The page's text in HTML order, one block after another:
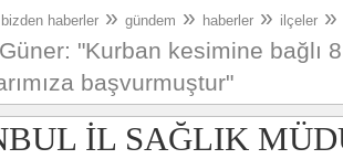
bizden haberler » gündem » haberler » ilçeler »
"Kurban kesimine bağlı
başvurmuştur"
İL SAĞLIK